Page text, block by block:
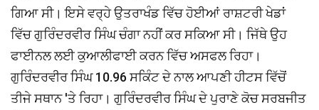
ਗਿਆ ਸੀ। ਇਸੇ ਵਰ੍ਹੇ ਉਤਰਾਖੰਡ ਵਿੱਚ ਹੋਈਆਂ ਰਾਸ਼ਟਰੀ ਖੇਡਾਂ
ਵਿੱਚ ਗੁਰਿੰਦਰਵੀਰ ਸਿੰਘ ਚੰਗਾ ਨਹੀਂ ਕਰ ਸਕਿਆ ਸੀ। ਜਿੱਥੇ ਉਹ
ਫਾਈਨਲ ਲਈ ਕੁਆਲੀਫਾਈ ਕਰਨ ਵਿੱਚ ਅਸਫਲ ਰਿਹਾ।
ਗੁਰਿੰਦਰਵੀਰ ਸਿੰਘ 10.96 ਸਕਿੰਟ ਦੇ ਨਾਲ ਆਪਣੀ ਹੀਟਸ ਵਿੱਚੋਂ
ਤੀਜੇ ਸਥਾਨ 'ਤੇ ਰਿਹਾ। ਗੁਰਿੰਦਰਵੀਰ ਸਿੰਘ ਦੇ ਪੁਰਾਣੇ ਕੋਚ ਸਰਬਜੀਤ